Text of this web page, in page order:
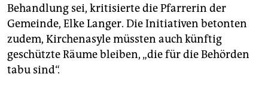
Behandlung sei, kritisierte die Pfarrerin der
Gemeinde, Elke Langer. Die Initiativen betonten
zudem, Kirchenasyle müssten auch künftig
geschützte Räume bleiben, „die für die Behörden
tabu sind“.